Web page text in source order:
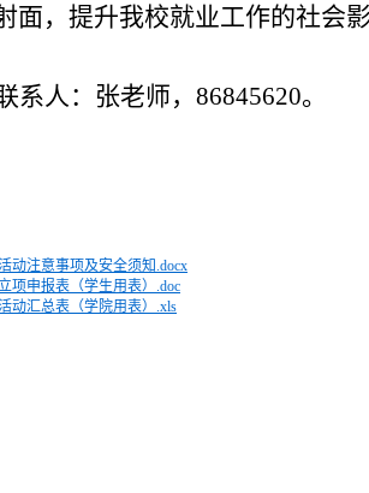
，提升我校就业工作的社会影
系人： 张老师， 86845620。
动注意事项及安全须知.docx
项申报表（学生用表）.doc
动汇总表（学院用表）.xls